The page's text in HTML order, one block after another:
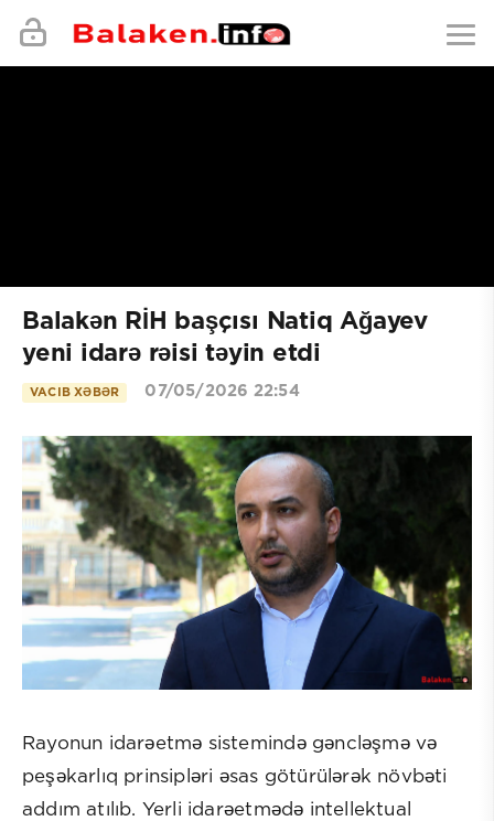
Balakən RİH başçısı Natiq Ağayev
yeni idarə rəisi təyin etdi
VACIB XƏBƏR 07/05/2026 22:54
Rayonun idarəetmə sistemində gəncləşmə və
peşəkarlıq prinsipləri əsas götürülərək növbəti
addım atılıb. Yerli idarəetmədə intellektual